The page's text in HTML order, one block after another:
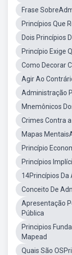
Frase
Princípios Que
Dois Princípios
Princípio Exige
Como Decorar
Agir Ao
Administração
Mnemônicos
Crimes Contra
Mapas
Princípio
Princípios
14Princípios
Conceito De
Apresentação
Pública
Principios
Mapead
Quais São